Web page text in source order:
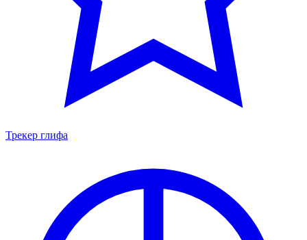
Трекер глифа